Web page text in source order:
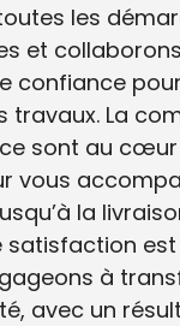
les
et
confiance
travaux. La
sont au
vous
la
satisfaction
à
avec un